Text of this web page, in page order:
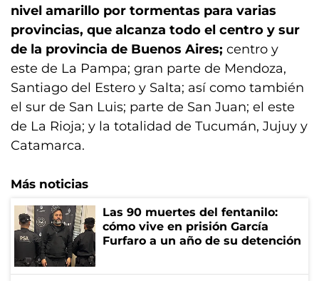
nivel amarillo por tormentas para varias
provincias, que alcanza todo el centro y sur
de la provincia de Buenos Aires; centro y
este de La Pampa; gran parte de Mendoza,
Santiago del Estero y Salta; así como también
el sur de San Luis; parte de San Juan; el este
de La Rioja; y la totalidad de Tucumán, Jujuy y
Catamarca.
Más noticias
Las 90 muertes del fentanilo:
cómo vive en prisión García
Furfaro a un año de su detención